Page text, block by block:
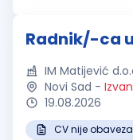
Radnik/-ca
IM Matijević
Novi Sad -
19.08.2026
CV nije